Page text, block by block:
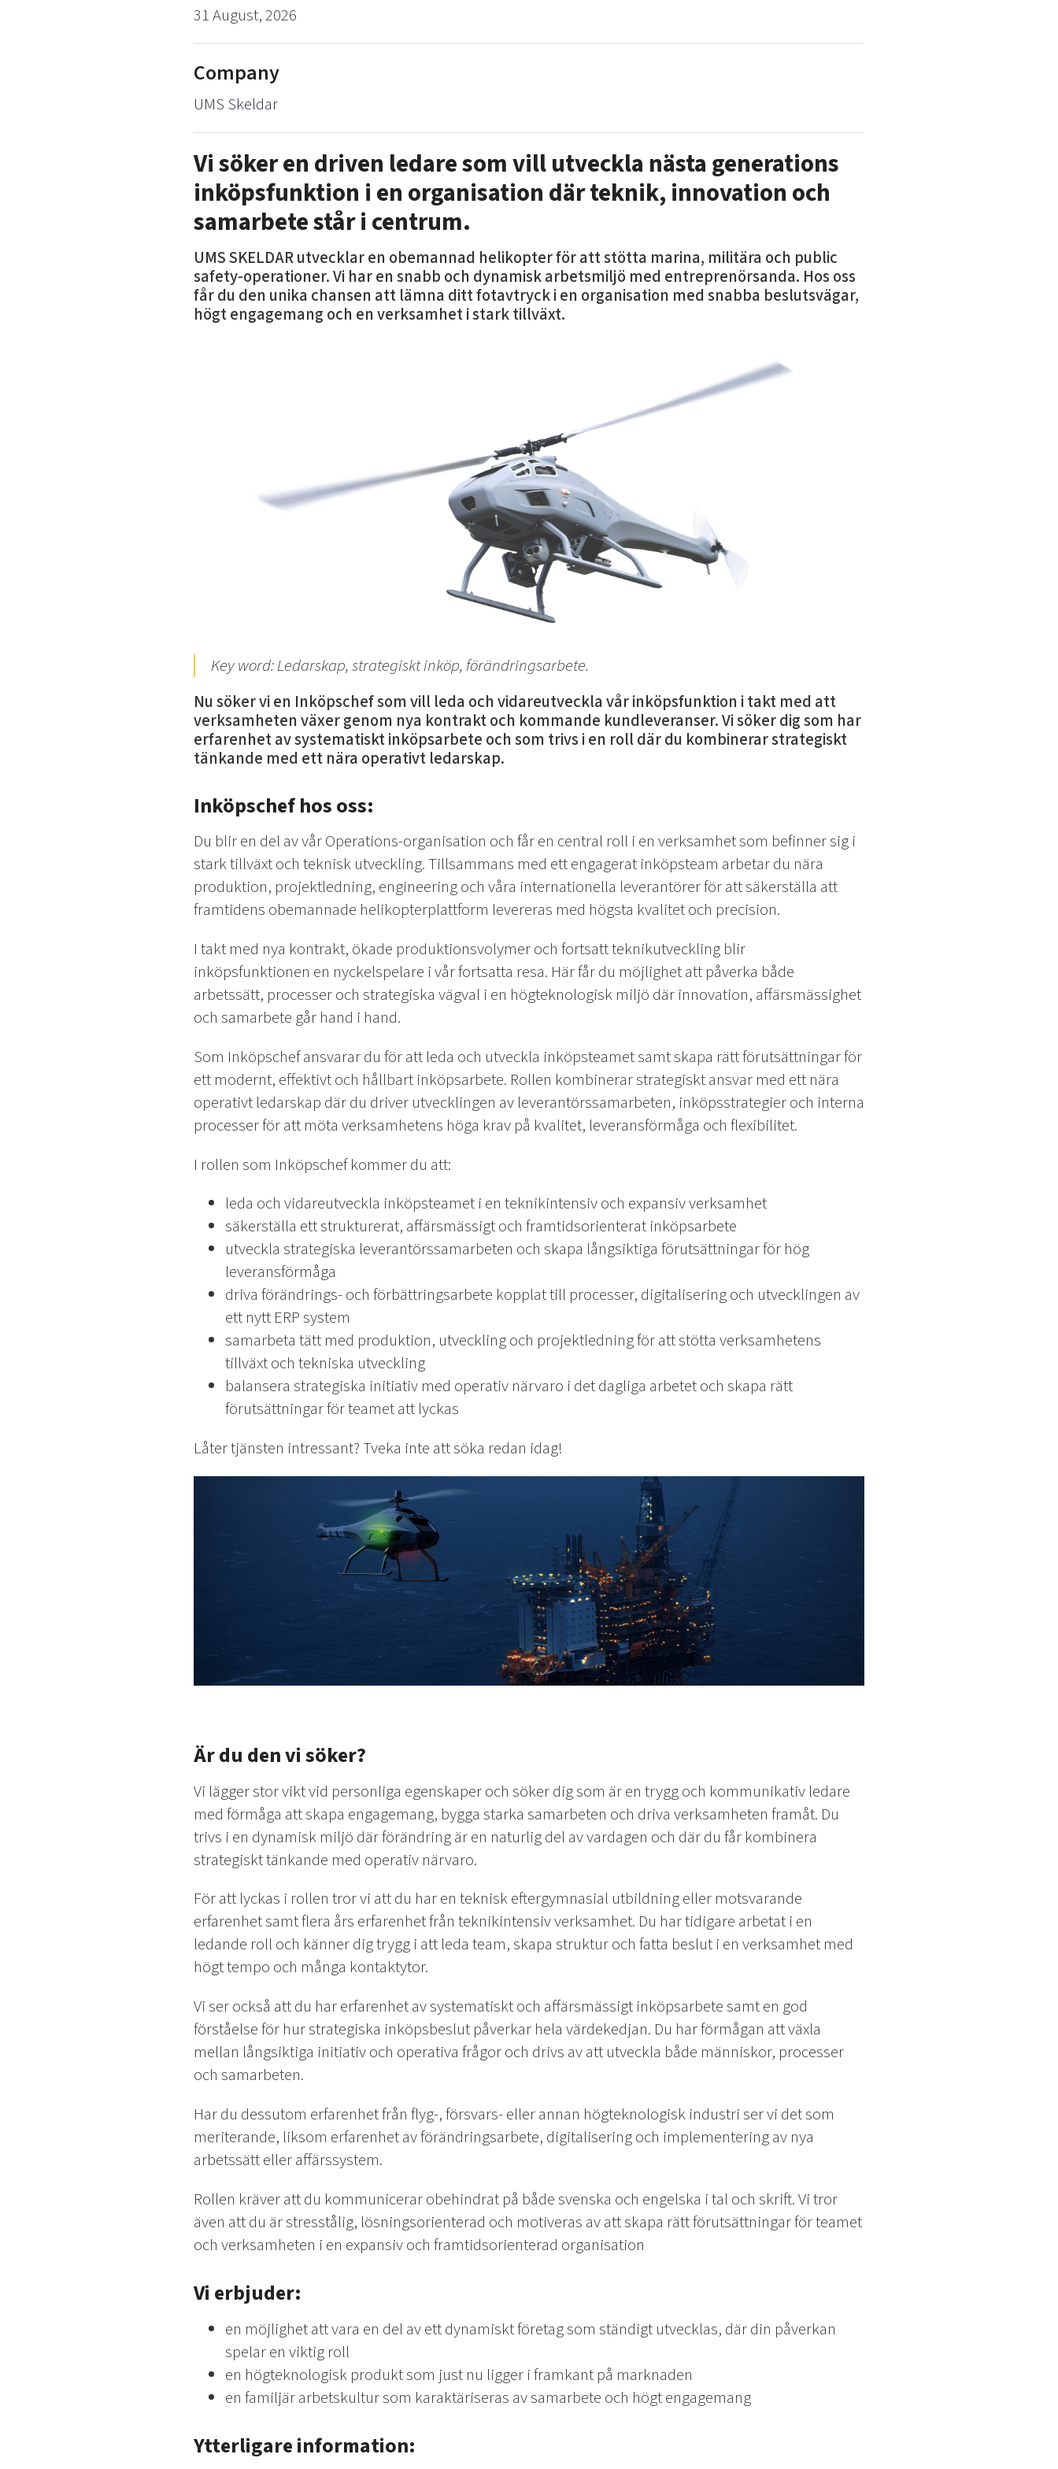
31 August, 2026
Company
UMS Skeldar
Vi söker en driven ledare som vill utveckla nästa generations
inköpsfunktion i en organisation där teknik, innovation och
samarbete står i centrum.
UMS SKELDAR utvecklar en obemannad helikopter för att stötta marina, militära och public
safety-operationer. Vi har en snabb och dynamisk arbetsmiljö med entreprenörsanda. Hos oss
får du den unika chansen att lämna ditt fotavtryck i en organisation med snabba beslutsvägar,
högt engagemang och en verksamhet i stark tillväxt.
Key word: Ledarskap, strategiskt inköp, förändringsarbete.
Nu söker vi en Inköpschef som vill leda och vidareutveckla vår inköpsfunktion i takt med att
verksamheten växer genom nya kontrakt och kommande kundleveranser. Vi söker dig som har
erfarenhet av systematiskt inköpsarbete och som trivs i en roll där du kombinerar strategiskt
tänkande med ett nära operativt ledarskap.
Inköpschef hos oss:
Du blir en del av vår Operations-organisation och får en central roll i en verksamhet som befinner sig i
stark tillväxt och teknisk utveckling. Tillsammans med ett engagerat inköpsteam arbetar du nära
produktion, projektledning, engineering och våra internationella leverantörer för att säkerställa att
framtidens obemannade helikopterplattform levereras med högsta kvalitet och precision.
I takt med nya kontrakt, ökade produktionsvolymer och fortsatt teknikutveckling blir
inköpsfunktionen en nyckelspelare i vår fortsatta resa. Här får du möjlighet att påverka både
arbetssätt, processer och strategiska vägval i en högteknologisk miljö där innovation, affärsmässighet
och samarbete går hand i hand.
Som Inköpschef ansvarar du för att leda och utveckla inköpsteamet samt skapa rätt förutsättningar för
ett modernt, effektivt och hållbart inköpsarbete. Rollen kombinerar strategiskt ansvar med ett nära
operativt ledarskap där du driver utvecklingen av leverantörssamarbeten, inköpsstrategier och interna
processer för att möta verksamhetens höga krav på kvalitet, leveransförmåga och flexibilitet.
I rollen som Inköpschef kommer du att:
leda och vidareutveckla inköpsteamet i en teknikintensiv och expansiv verksamhet
säkerställa ett strukturerat, affärsmässigt och framtidsorienterat inköpsarbete
utveckla strategiska leverantörssamarbeten och skapa långsiktiga förutsättningar för hög
leveransförmåga
driva förändrings- och förbättringsarbete kopplat till processer, digitalisering och utvecklingen av
ett nytt ERP system
samarbeta tätt med produktion, utveckling och projektledning för att stötta verksamhetens
tillväxt och tekniska utveckling
balansera strategiska initiativ med operativ närvaro i det dagliga arbetet och skapa rätt
förutsättningar för teamet att lyckas
Låter tjänsten intressant? Tveka inte att söka redan idag!
Är du den vi söker?
Vi lägger stor vikt vid personliga egenskaper och söker dig som är en trygg och kommunikativ ledare
med förmåga att skapa engagemang, bygga starka samarbeten och driva verksamheten framåt. Du
trivs i en dynamisk miljö där förändring är en naturlig del av vardagen och där du får kombinera
strategiskt tänkande med operativ närvaro.
För att lyckas i rollen tror vi att du har en teknisk eftergymnasial utbildning eller motsvarande
erfarenhet samt flera års erfarenhet från teknikintensiv verksamhet. Du har tidigare arbetat i en
ledande roll och känner dig trygg i att leda team, skapa struktur och fatta beslut i en verksamhet med
högt tempo och många kontaktytor.
Vi ser också att du har erfarenhet av systematiskt och affärsmässigt inköpsarbete samt en god
förståelse för hur strategiska inköpsbeslut påverkar hela värdekedjan. Du har förmågan att växla
mellan långsiktiga initiativ och operativa frågor och drivs av att utveckla både människor, processer
och samarbeten.
Har du dessutom erfarenhet från flyg-, försvars- eller annan högteknologisk industri ser vi det som
meriterande, liksom erfarenhet av förändringsarbete, digitalisering och implementering av nya
arbetssätt eller affärssystem.
Rollen kräver att du kommunicerar obehindrat på både svenska och engelska i tal och skrift. Vi tror
även att du är stresstålig, lösningsorienterad och motiveras av att skapa rätt förutsättningar för teamet
och verksamheten i en expansiv och framtidsorienterad organisation
Vi erbjuder:
en möjlighet att vara en del av ett dynamiskt företag som ständigt utvecklas, där din påverkan
spelar en viktig roll
en högteknologisk produkt som just nu ligger i framkant på marknaden
en familjär arbetskultur som karaktäriseras av samarbete och högt engagemang
Ytterligare information: